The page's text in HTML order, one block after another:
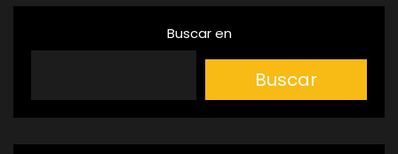
Buscar en
Buscar